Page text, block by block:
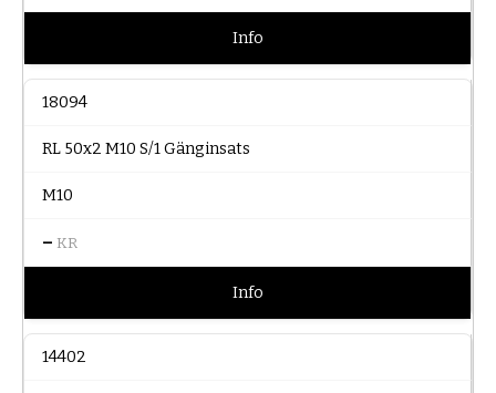
Info
18094
RL 50x2 M10 S/1 Gänginsats
M10
– KR
Info
14402